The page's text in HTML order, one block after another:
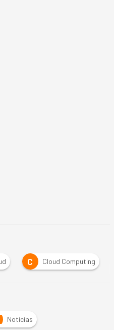
C Cloud Computing
Noticias